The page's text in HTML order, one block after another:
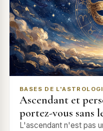
BASES DE
Ascendant et
portez-vous sans
L'ascendant n'est pas